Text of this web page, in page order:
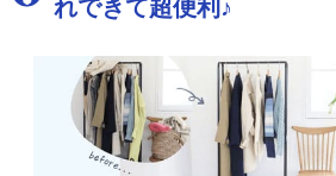
れできて超便利♪